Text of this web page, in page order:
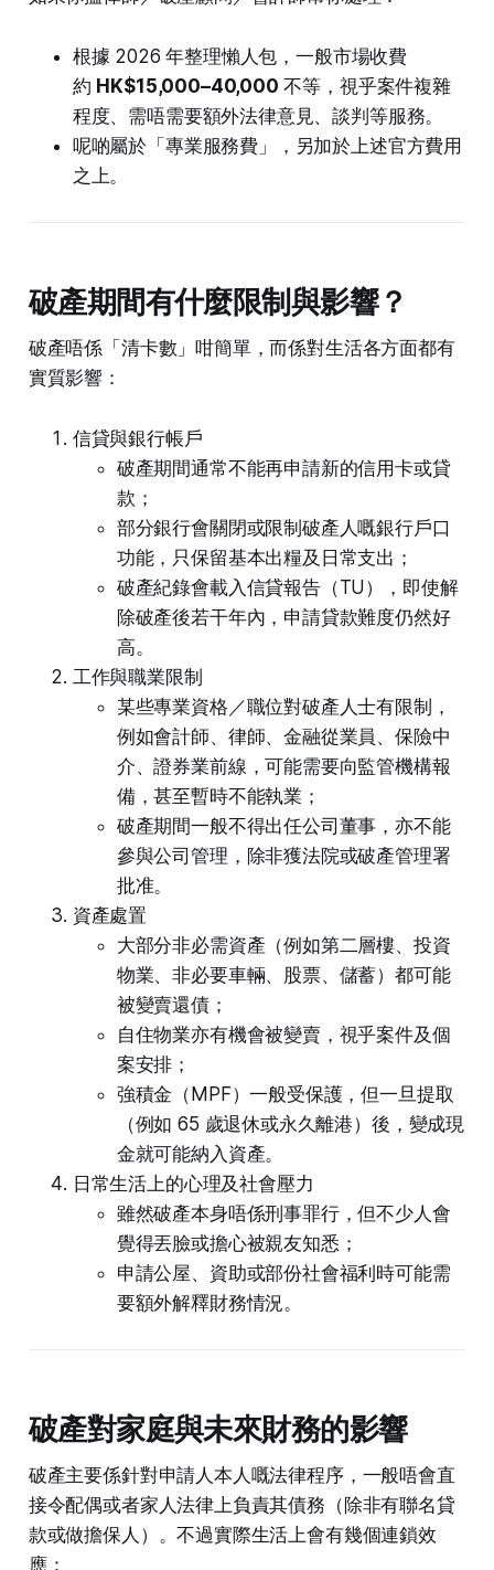
根據 2026 年整理懶人包，一般市場收費
約 HK$15,000–40,000 不等，視乎案件複雜
程度、需唔需要額外法律意見、談判等服務。
呢啲屬於「專業服務費」，另加於上述官方費用
之上。
破產期間有什麼限制與影響？
破產唔係「清卡數」咁簡單，而係對生活各方面都有
實質影響：
信貸與銀行帳戶
破產期間通常不能再申請新的信用卡或貸
款；
部分銀行會關閉或限制破產人嘅銀行戶口
功能，只保留基本出糧及日常支出；
破產紀錄會載入信貸報告（TU），即使解
除破產後若干年內，申請貸款難度仍然好
高。
工作與職業限制
某些專業資格／職位對破產人士有限制，
例如會計師、律師、金融從業員、保險中
介、證券業前線，可能需要向監管機構報
備，甚至暫時不能執業；
破產期間一般不得出任公司董事，亦不能
參與公司管理，除非獲法院或破產管理署
批准。
資產處置
大部分非必需資產（例如第二層樓、投資
物業、非必要車輛、股票、儲蓄）都可能
被變賣還債；
自住物業亦有機會被變賣，視乎案件及個
案安排；
強積金（MPF）一般受保護，但一旦提取
（例如 65 歲退休或永久離港）後，變成現
金就可能納入資產。
日常生活上的心理及社會壓力
雖然破產本身唔係刑事罪行，但不少人會
覺得丟臉或擔心被親友知悉；
申請公屋、資助或部份社會福利時可能需
要額外解釋財務情況。
破產對家庭與未來財務的影響
破產主要係針對申請人本人嘅法律程序，一般唔會直
接令配偶或者家人法律上負責其債務（除非有聯名貸
款或做擔保人）。不過實際生活上會有幾個連鎖效
應：